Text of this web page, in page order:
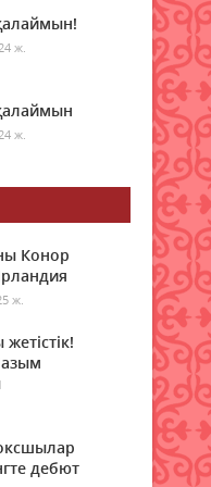
жаңа
ж.
ж.
Конор
ж.
дебют